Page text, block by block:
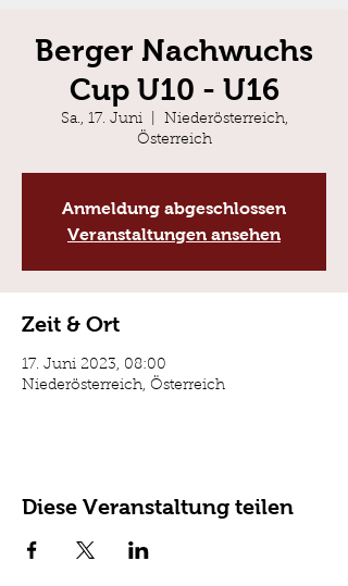
Berger Nachwuchs
Cup U10 - U16
Sa., 17. Juni
  |
Niederösterreich,
Österreich
Anmeldung abgeschlossen
Veranstaltungen ansehen
Zeit & Ort
17. Juni 2023, 08:00
Niederösterreich, Österreich
Diese Veranstaltung teilen